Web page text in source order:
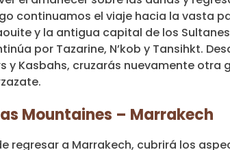
continuamos el viaje hacia la vasta
y la antigua capital de los
por Tazarine, N’kob y Tansihkt.
y Kasbahs, cruzarás nuevamente otra
Mountaines – Marrakech
regresar a Marrakech, cubrirá los